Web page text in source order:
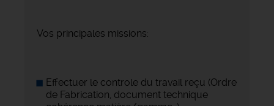
Vos principales missions:
Effectuer le controle du travail reçu (Ordre
de Fabrication, document technique